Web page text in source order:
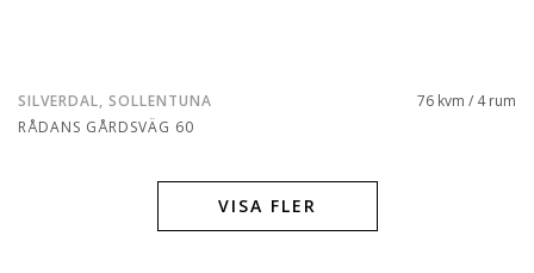
SILVERDAL, SOLLENTUNA
RÅDANS GÅRDSVÄG 60
76 kvm / 4 rum
VISA FLER